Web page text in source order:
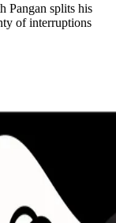
Pangan splits his
of interruptions